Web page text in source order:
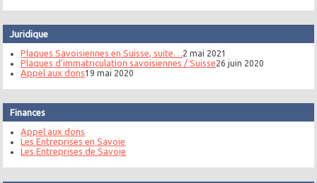
Juridique
Plaques Savoisiennes en Suisse, suite… 2 mai 2021
Plaques d’immatriculation savoisiennes / Suisse26 juin 2020
Appel aux dons19 mai 2020
Finances
Appel aux dons
Les Entreprises en Savoie
Les Entreprises de Savoie